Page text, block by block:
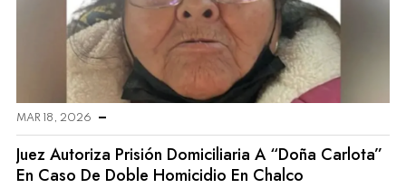
MAR 18, 2026
Juez Autoriza Prisión Domiciliaria A “Doña Carlota”
En Caso De Doble Homicidio En Chalco